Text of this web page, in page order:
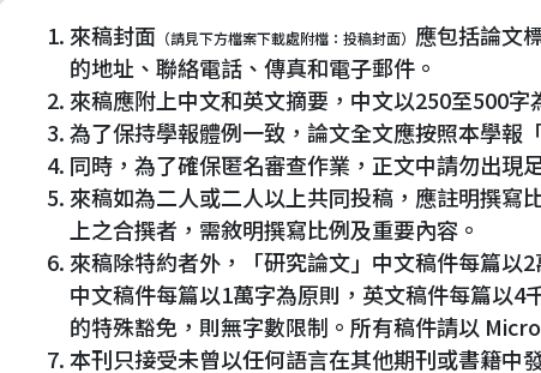
來稿封面 （請見下方檔案下載處附檔：投稿封面） 應包括論文
的地址、聯絡電話、傳真和電子郵件。
來稿應附上中文和英文摘要，中文以250至500字
為了保持學報體例一致，論文全文應按照本學報
同時，為了確保匿名審查作業，正文中請勿出現
來稿如為二人或二人以上共同投稿，應註明撰寫
上之合撰者，需敘明撰寫比例及重要內容。
來稿除特約者外，「研究論文」中文稿件每篇以
中文稿件每篇以1萬字為原則，英文稿件每篇以
的特殊豁免，則無字數限制。所有稿件請以
本刊只接受未曾以任何語言在其他期刊或書籍中